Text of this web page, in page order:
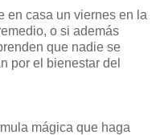
en casa un viernes en la
o si además
que nadie se
por el bienestar del
mágica que haga